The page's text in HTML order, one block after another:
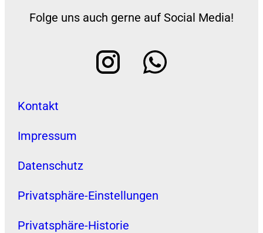
Folge uns auch gerne auf Social Media!
Kontakt
Impressum
Datenschutz
Privatsphäre-Einstellungen
Privatsphäre-Historie